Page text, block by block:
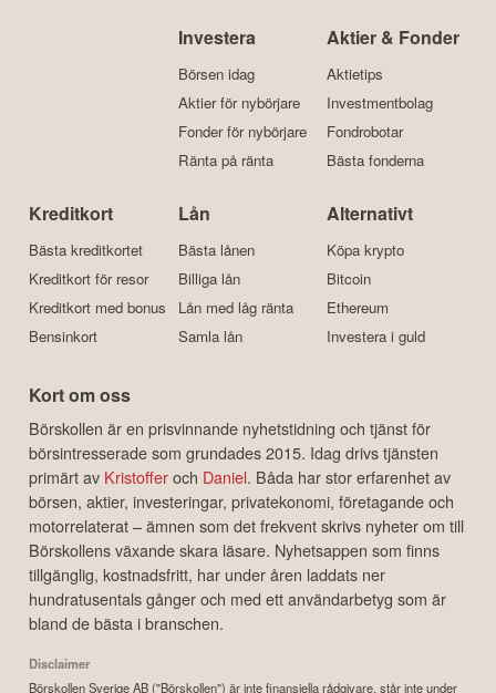
Investera
Börsen idag
Aktier för nybörjare
Fonder för nybörjare
Ränta på ränta
Aktier & Fonder
Aktietips
Investmentbolag
Fondrobotar
Bästa fonderna
Kreditkort
Bästa kreditkortet
Kreditkort för resor
Kreditkort med bonus
Bensinkort
Lån
Bästa lånen
Billiga lån
Lån med låg ränta
Samla lån
Alternativt
Köpa krypto
Bitcoin
Ethereum
Investera i guld
Kort om oss
Börskollen är en prisvinnande nyhetstidning och tjänst för
börsintresserade som grundades 2015. Idag drivs tjänsten
primärt av Kristofferoch Daniel. Båda har stor erfarenhet av
börsen, aktier, investeringar, privatekonomi, företagande och
motorrelaterat – ämnen som det frekvent skrivs nyheter om till
Börskollens växande skara läsare. Nyhetsappen som finns
tillgänglig, kostnadsfritt, har under åren laddats ner
hundratusentals gånger och med ett användarbetyg som är
bland de bästa i branschen.
Disclaimer
Börskollen Sverige AB ("Börskollen") är inte finansiella rådgivare, står inte under